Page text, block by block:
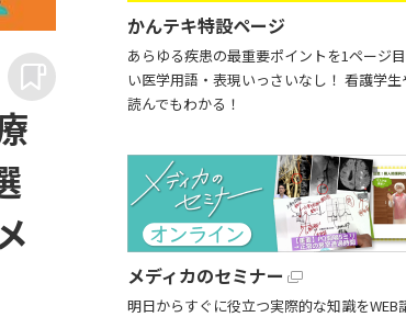
かんテキ特設ページ
あらゆる疾患の最重要ポイントを1ページ
い医学用語・表現いっさいなし！ 看護学
読んでもわかる！
メディカのセミナー
明日からすぐに役立つ実際的な知識をWEB